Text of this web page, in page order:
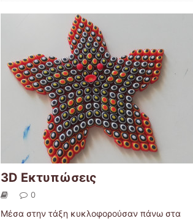
3D Εκτυπώσεις
0
Μέσα στην τάξη κυκλοφορούσαν πάνω στα